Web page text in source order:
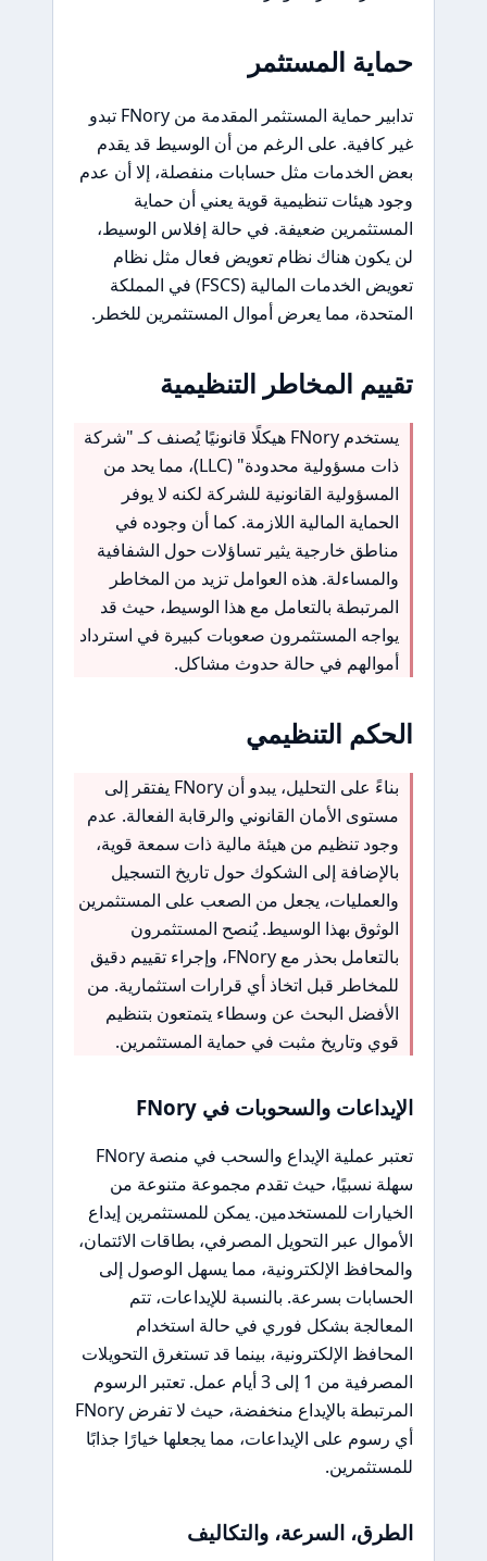
حماية المستثمر
تدابير حماية المستثمر المقدمة من FNory تبدو
غير كافية. على الرغم من أن الوسيط قد يقدم
بعض الخدمات مثل حسابات منفصلة، إلا أن عدم
وجود هيئات تنظيمية قوية يعني أن حماية
المستثمرين ضعيفة. في حالة إفلاس الوسيط،
لن يكون هناك نظام تعويض فعال مثل نظام
تعويض الخدمات المالية (FSCS) في المملكة
المتحدة، مما يعرض أموال المستثمرين للخطر.
تقييم المخاطر التنظيمية
يستخدم FNory هيكلًا قانونيًا يُصنف كـ "شركة
ذات مسؤولية محدودة" (LLC)، مما يحد من
المسؤولية القانونية للشركة لكنه لا يوفر
الحماية المالية اللازمة. كما أن وجوده في
مناطق خارجية يثير تساؤلات حول الشفافية
والمساءلة. هذه العوامل تزيد من المخاطر
المرتبطة بالتعامل مع هذا الوسيط، حيث قد
يواجه المستثمرون صعوبات كبيرة في استرداد
أموالهم في حالة حدوث مشاكل.
الحكم التنظيمي
بناءً على التحليل، يبدو أن FNory يفتقر إلى
مستوى الأمان القانوني والرقابة الفعالة. عدم
وجود تنظيم من هيئة مالية ذات سمعة قوية،
بالإضافة إلى الشكوك حول تاريخ التسجيل
والعمليات، يجعل من الصعب على المستثمرين
الوثوق بهذا الوسيط. يُنصح المستثمرون
بالتعامل بحذر مع FNory، وإجراء تقييم دقيق
للمخاطر قبل اتخاذ أي قرارات استثمارية. من
الأفضل البحث عن وسطاء يتمتعون بتنظيم
قوي وتاريخ مثبت في حماية المستثمرين.
الإيداعات والسحوبات في FNory
تعتبر عملية الإيداع والسحب في منصة FNory
سهلة نسبيًا، حيث تقدم مجموعة متنوعة من
الخيارات للمستخدمين. يمكن للمستثمرين إيداع
الأموال عبر التحويل المصرفي، بطاقات الائتمان،
والمحافظ الإلكترونية، مما يسهل الوصول إلى
الحسابات بسرعة. بالنسبة للإيداعات، تتم
المعالجة بشكل فوري في حالة استخدام
المحافظ الإلكترونية، بينما قد تستغرق التحويلات
المصرفية من 1 إلى 3 أيام عمل. تعتبر الرسوم
المرتبطة بالإيداع منخفضة، حيث لا تفرض FNory
أي رسوم على الإيداعات، مما يجعلها خيارًا جذابًا
للمستثمرين.
الطرق، السرعة، والتكاليف